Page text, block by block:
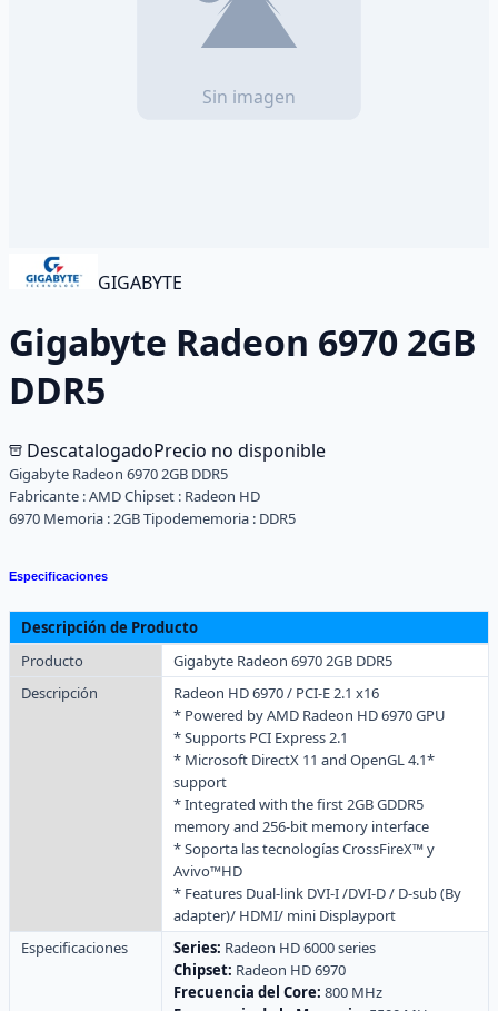
GIGABYTE
Gigabyte Radeon 6970 2GB
DDR5
DescatalogadoPrecio no disponible
Gigabyte Radeon 6970 2GB DDR5
Fabricante :AMDChipset : Radeon HD
6970 Memoria :2GBTipodememoria : DDR5
Especificaciones
Descripción de Producto
Producto
Gigabyte Radeon 6970 2GB DDR5
Descripción
Radeon HD 6970 / PCI-E 2.1 x16
* Powered by AMD Radeon HD 6970 GPU
* Supports PCI Express 2.1
* Microsoft DirectX 11 and OpenGL 4.1*
support
* Integrated with the first 2GB GDDR5
memory and 256-bit memory interface
* Soporta las tecnologías CrossFireX™ y
Avivo™HD
* Features Dual-link DVI-I /DVI-D / D-sub (By
adapter)/ HDMI/ mini Displayport
Especificaciones
Series: Radeon HD 6000 series
Chipset: Radeon HD 6970
Frecuencia del Core: 800 MHz